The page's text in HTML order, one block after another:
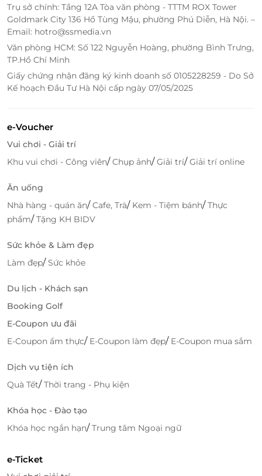
Bên cạnh đó, đội ngũ kỹ thuật viên khéo léo, am
hiểu cơ thể, mang đến sự chăm sóc tận tình, nhẹ
nhàng mà sâu sắc.
Trụ sở chính: Tầng 12A Tòa văn phòng - TTTM ROX Tower
Goldmark City 136 Hồ Tùng Mậu, phường Phú Diễn, Hà Nội. –
Email: hotro@ssmedia.vn
Văn phòng HCM: Số 122 Nguyễn Hoàng, phường Bình Trưng,
TP.Hồ Chí Minh
Giấy chứng nhận đăng ký kinh doanh số 0105228259 - Do Sở
Kế hoạch Đầu Tư Hà Nội cấp ngày 07/05/2025
e-Voucher
Vui chơi - Giải trí
Khu vui chơi - Công viên/Chụp ảnh/Giải trí/Giải trí online
Ăn uống
Nhà hàng - quán ăn/Cafe, Trà/ Kem - Tiệm bánh/Thực
phẩm/Tặng KH BIDV
Sức khỏe & Làm đẹp
Làm đẹp/Sức khỏe
Du lịch - Khách sạn
Booking Golf
E-Coupon ưu đãi
E-Coupon ẩm thực/ E-Coupon làm đẹp/ E-Coupon mua sắm
Dịch vụ tiện ích
Quà Tết/Thời trang - Phụ kiện
Khóa học - Đào tạo
Khóa học ngắn hạn/Trung tâm Ngoại ngữ
e-Ticket